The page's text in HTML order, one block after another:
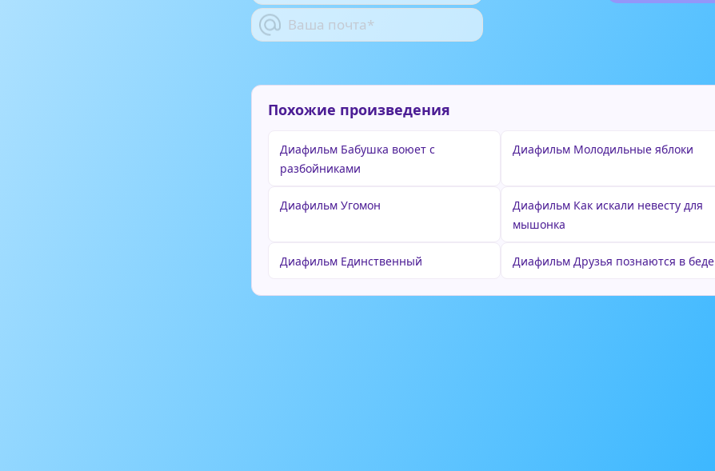
Похожие произведения
Диафильм Бабушка воюет с
разбойниками
Диафильм Молодильные яблоки
Диафильм Угомон
Диафильм Как искали невесту для
мышонка
Диафильм Единственный Диафильм Друзья познаются в беде